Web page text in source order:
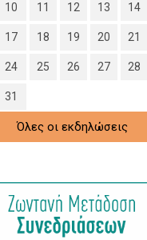
10 11 12 13 14
17 18 19 20 21
24 25 26 27 28
31
Όλες οι εκδηλώσεις